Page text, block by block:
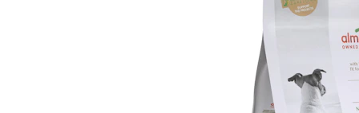
Vegan hondenvoer
Snacks
Bekijk alles